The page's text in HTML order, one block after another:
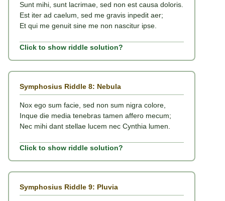
Sunt mihi, sunt lacrimae, sed non est causa doloris.
Est iter ad caelum, sed me gravis inpedit aer;
Et qui me genuit sine me non nascitur ipse.
Click to show riddle solution?
Symphosius Riddle 8: Nebula
Nox ego sum facie, sed non sum nigra colore,
Inque die media tenebras tamen affero mecum;
Nec mihi dant stellae lucem nec Cynthia lumen.
Click to show riddle solution?
Symphosius Riddle 9: Pluvia